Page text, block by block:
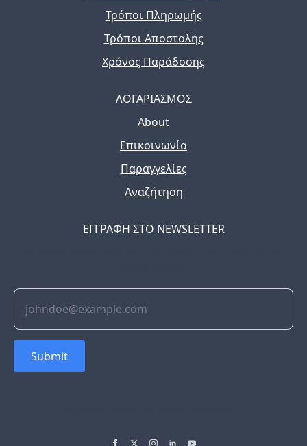
Τρόποι Πληρωμής
Τρόποι Αποστολής
Χρόνος Παράδοσης
ΛΟΓΑΡΙΑΣΜΟΣ
About
Επικοινωνία
Παραγγελίες
Αναζήτηση
ΕΓΓΡΑΦΗ ΣΤΟ NEWSLETTER
Submit